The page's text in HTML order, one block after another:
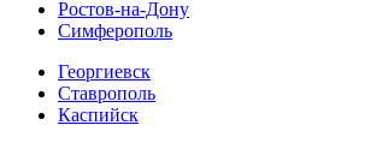
Ростов-на-Дону
Симферополь
Георгиевск
Ставрополь
Каспийск